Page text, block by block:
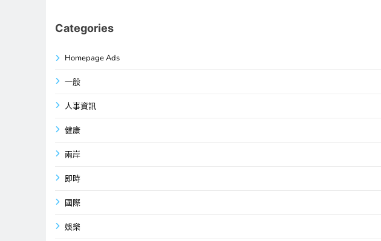
Categories
Homepage Ads
一般
人事資訊
健康
兩岸
即時
國際
娛樂